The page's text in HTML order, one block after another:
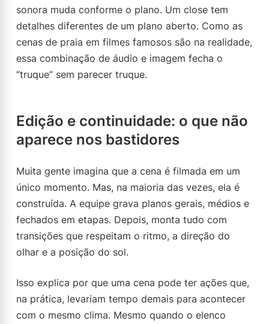
sonora muda conforme o plano. Um close tem
detalhes diferentes de um plano aberto. Como as
cenas de praia em filmes famosos são na realidade,
essa combinação de áudio e imagem fecha o
“truque” sem parecer truque.
Edição e continuidade: o que não
aparece nos bastidores
Muita gente imagina que a cena é filmada em um
único momento. Mas, na maioria das vezes, ela é
construída. A equipe grava planos gerais, médios e
fechados em etapas. Depois, monta tudo com
transições que respeitam o ritmo, a direção do
olhar e a posição do sol.
Isso explica por que uma cena pode ter ações que,
na prática, levariam tempo demais para acontecer
com o mesmo clima. Mesmo quando o elenco